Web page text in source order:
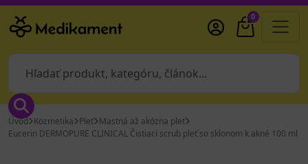
0
Úvod Kozmetika Pleť Mastná až akózna pleť
Eucerin DERMOPURE CLINICAL Čistiaci scrub pleť so sklonom k akné 100 ml